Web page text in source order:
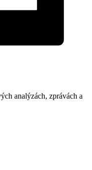
analýzách, zprávách a